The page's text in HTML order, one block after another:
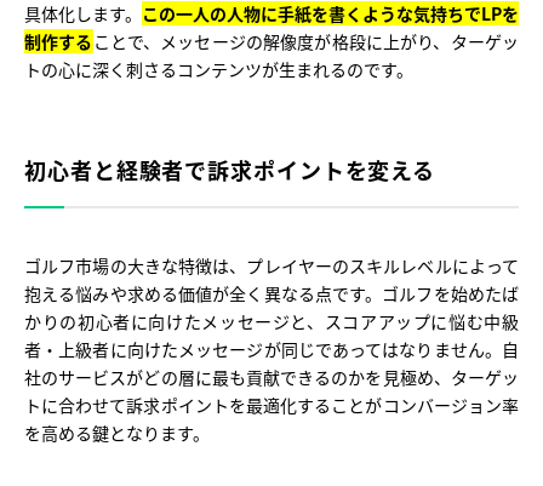
具体化します。 この一人の人物に手紙を書くような気持ちでLPを
制作する ことで、メッセージの解像度が格段に上がり、ターゲッ
トの心に深く刺さるコンテンツが生まれるのです。
初心者と経験者で訴求ポイントを変える
ゴルフ市場の大きな特徴は、プレイヤーのスキルレベルによって
抱える悩みや求める価値が全く異なる点です。ゴルフを始めたば
かりの初心者に向けたメッセージと、スコアアップに悩む中級
者・上級者に向けたメッセージが同じであってはなりません。自
社のサービスがどの層に最も貢献できるのかを見極め、ターゲッ
トに合わせて訴求ポイントを最適化することがコンバージョン率
を高める鍵となります。